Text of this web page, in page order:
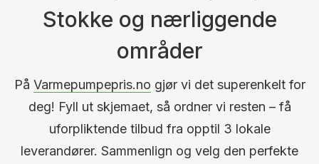
Stokke og nærliggende
områder
På Varmepumpepris.no gjør vi det superenkelt for
deg! Fyll ut skjemaet, så ordner vi resten – få
uforpliktende tilbud fra opptil 3 lokale
leverandører. Sammenlign og velg den perfekte